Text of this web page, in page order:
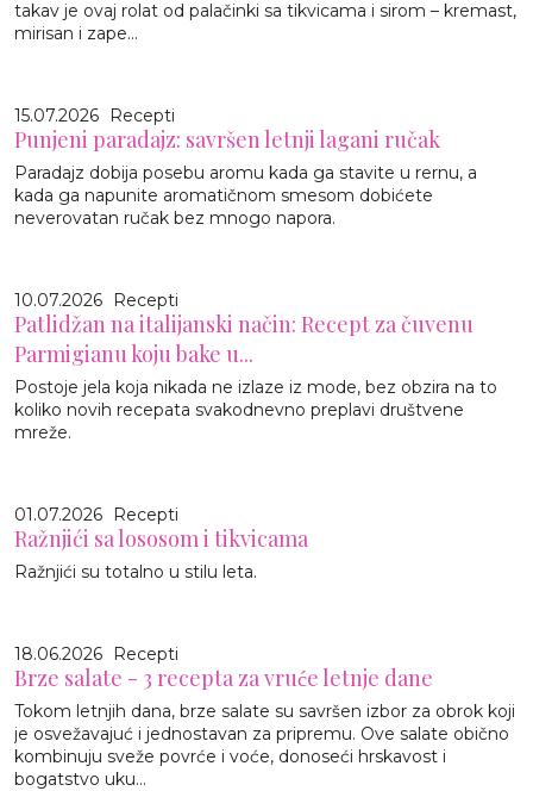
takav je ovaj rolat od palačinki sa tikvicama i sirom – kremast,
mirisan i zape...
15.07.2026 Recepti
Punjeni paradajz: savršen letnji lagani ručak
Paradajz dobija posebu aromu kada ga stavite u rernu, a
kada ga napunite aromatičnom smesom dobićete
neverovatan ručak bez mnogo napora.
10.07.2026 Recepti
Patlidžan na italijanski način: Recept za čuvenu
Parmigianu koju bake u...
Postoje jela koja nikada ne izlaze iz mode, bez obzira na to
koliko novih recepata svakodnevno preplavi društvene
mreže.
01.07.2026 Recepti
Ražnjići sa lososom i tikvicama
Ražnjići su totalno u stilu leta.
18.06.2026 Recepti
Brze salate - 3 recepta za vruće letnje dane
Tokom letnjih dana, brze salate su savršen izbor za obrok koji
je osvežavajuć i jednostavan za pripremu. Ove salate obično
kombinuju sveže povrće i voće, donoseći hrskavost i
bogatstvo uku...